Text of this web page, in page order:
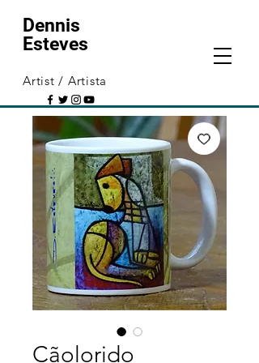
Dennis
Esteves
Artist / Artista
Cãolorido